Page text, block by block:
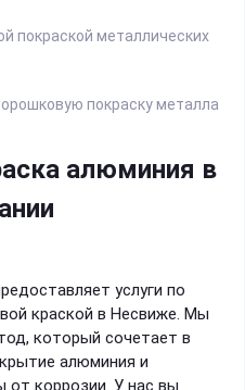
покраской металлических
покраску металла
алюминия в
услуги по
краской в Несвиже. Мы
который сочетает в
алюминия и
коррозии. У нас вы